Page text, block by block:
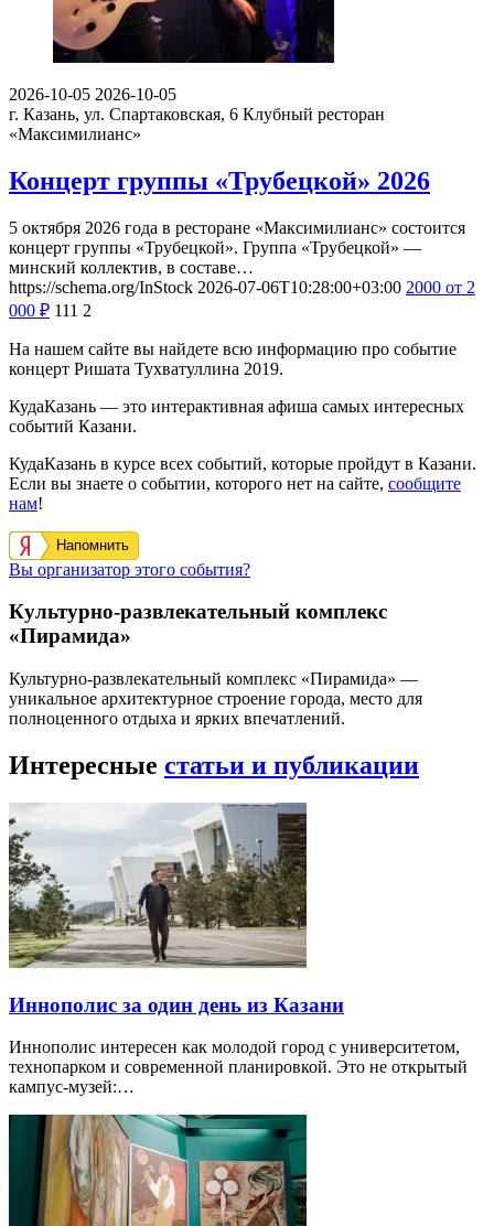
2026-10-05 2026-10-05
г. Казань, ул. Спартаковская, 6 Клубный ресторан
«Максимилианс»
Концерт группы «Трубецкой» 2026
5 октября 2026 года в ресторане «Максимилианс» состоится
концерт группы «Трубецкой». Группа «Трубецкой» —
минский коллектив, в составе…
https://schema.org/InStock 2026-07-06T10:28:00+03:00 2000 от 2
000 ₽ 111 2
На нашем сайте вы найдете всю информацию про событие
концерт Ришата Тухватуллина 2019.
КудаКазань — это интерактивная афиша самых интересных
событий Казани.
КудаКазань в курсе всех событий, которые пройдут в Казани.
Если вы знаете о событии, которого нет на сайте, сообщите
нам!
Напомнить
Вы организатор этого события?
Культурно-развлекательный комплекс
«Пирамида»
Культурно-развлекательный комплекс «Пирамида» —
уникальное архитектурное строение города, место для
полноценного отдыха и ярких впечатлений.
Интересные статьи и публикации
Иннополис за один день из Казани
Иннополис интересен как молодой город с университетом,
технопарком и современной планировкой. Это не открытый
кампус-музей:…